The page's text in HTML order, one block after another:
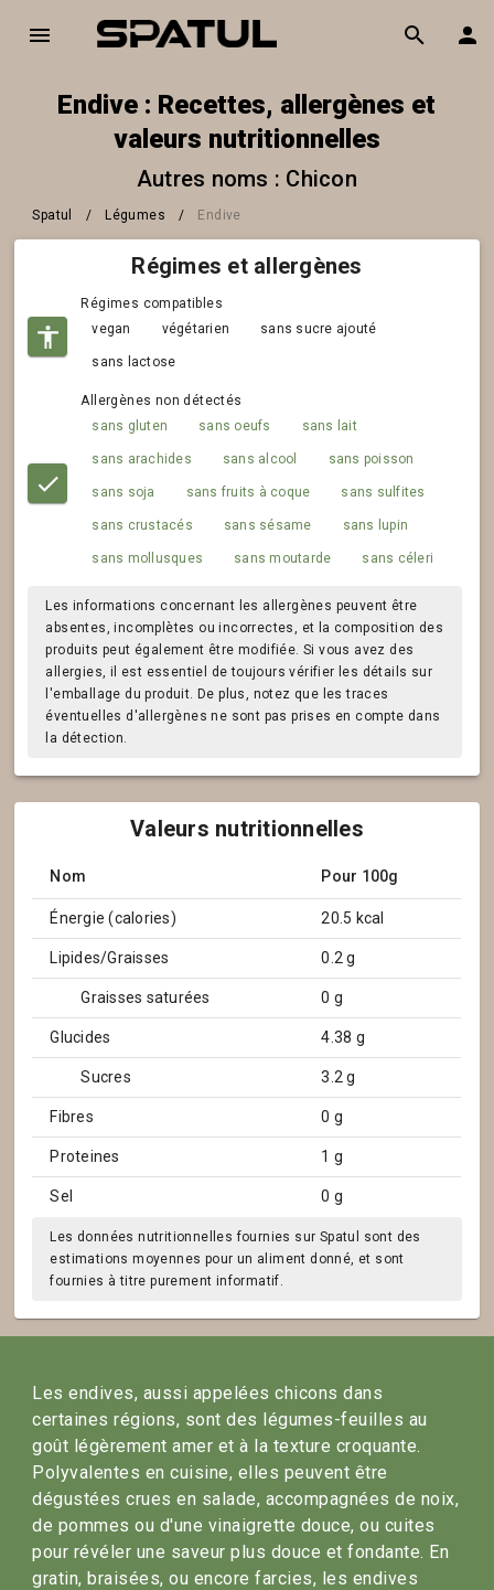
Endive : Recettes, allergènes et
valeurs nutritionnelles
Autres noms : Chicon
Spatul / Légumes / Endive
Régimes et allergènes
Régimes compatibles
vegan
végétarien sans sucre ajouté
sans lactose
Allergènes non détectés
sans gluten
sans oeufs sans lait
sans arachides sans alcool sans poisson
sans soja sans fruits à coque sans sulfites
sans crustacés sans sésame sans lupin
sans mollusques sans moutarde sans céleri
Les informations concernant les allergènes peuvent être
absentes, incomplètes ou incorrectes, et la composition des
produits peut également être modifiée. Si vous avez des
allergies, il est essentiel de toujours vérifier les détails sur
l'emballage du produit. De plus, notez que les traces
éventuelles d'allergènes ne sont pas prises en compte dans
la détection.
Valeurs nutritionnelles
Nom Pour 100g
Énergie (calories) 20.5 kcal
Lipides/Graisses 0.2 g
Graisses saturées 0 g
Glucides 4.38 g
Sucres 3.2 g
Fibres 0 g
Proteines 1 g
Sel 0 g
Les données nutritionnelles fournies sur Spatul sont des
estimations moyennes pour un aliment donné, et sont
fournies à titre purement informatif.
Les endives, aussi appelées chicons dans
certaines régions, sont des légumes-feuilles au
goût légèrement amer et à la texture croquante.
Polyvalentes en cuisine, elles peuvent être
dégustées crues en salade, accompagnées de noix,
de pommes ou d'une vinaigrette douce, ou cuites
pour révéler une saveur plus douce et fondante. En
gratin, braisées, ou encore farcies, les endives